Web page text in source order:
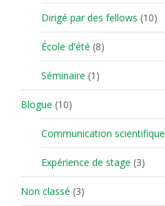
Dirigé par des fellows (10)
École d'été (8)
Séminaire (1)
Blogue (10)
Communication scientifique
Expérience de stage (3)
Non classé (3)